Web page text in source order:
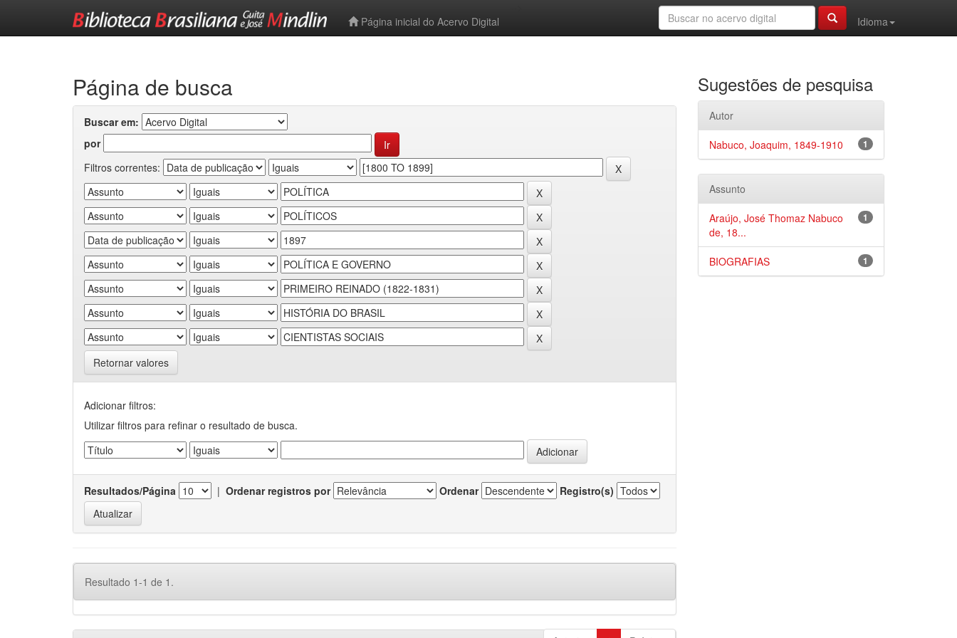
Página inicial do Acervo Digital
Idioma
Página de busca
Buscar em:
por
Filtros correntes:
Retornar valores
Adicionar filtros:
Utilizar filtros para refinar o resultado de busca.
Resultados/Página | Ordenar registros por Ordenar Registro(s)
Resultado 1-1 de 1.
Sugestões de pesquisa
Autor
1
Nabuco, Joaquim, 1849-1910
Assunto
1
Araújo, José Thomaz Nabuco
de, 18...
1
BIOGRAFIAS